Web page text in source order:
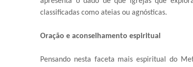
classificadas como ateias ou agnósticas.
Oração e aconselhamento espiritual
Pensando nesta faceta mais espiritual do